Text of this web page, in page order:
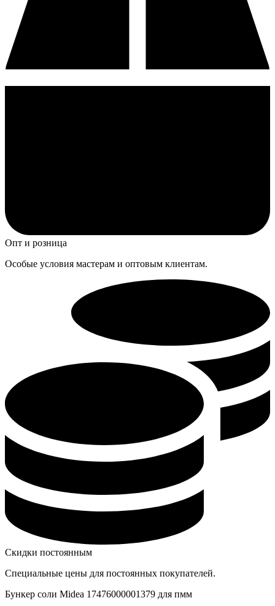
Опт и розница
Особые условия мастерам и оптовым клиентам.
Скидки постоянным
Специальные цены для постоянных покупателей.
Бункер соли Midea 17476000001379 для пмм